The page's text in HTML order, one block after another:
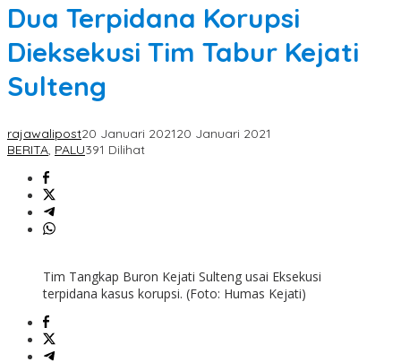
Dua Terpidana Korupsi
Dieksekusi Tim Tabur Kejati
Sulteng
rajawalipost20 Januari 202120 Januari 2021
BERITA, PALU391 Dilihat
Tim Tangkap Buron Kejati Sulteng usai Eksekusi
terpidana kasus korupsi. (Foto: Humas Kejati)